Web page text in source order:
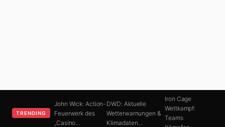
TRENDING
John Wick: Action-
Feuerwerk des
„Casino…
DWD: Aktuelle
Wetterwarnungen &
Klimadaten…
Iron Cage
Wettkampf:
Teams